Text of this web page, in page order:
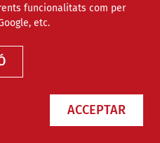
funcionalitats com per
etc.
ACCEPTAR